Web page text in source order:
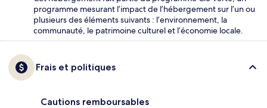
programme mesurant l’impact de l’hébergement sur l’un ou
plusieurs des éléments suivants : l’environnement, la
communauté, le patrimoine culturel et l’économie locale.
Frais et politiques
Cautions remboursables